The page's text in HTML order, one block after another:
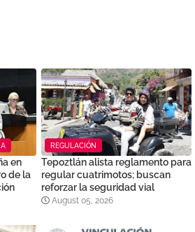
en
de la
REGULACIÓN
Tepoztlán alista reglamento para
regular cuatrimotos; buscan
reforzar la seguridad vial
August 05, 2026